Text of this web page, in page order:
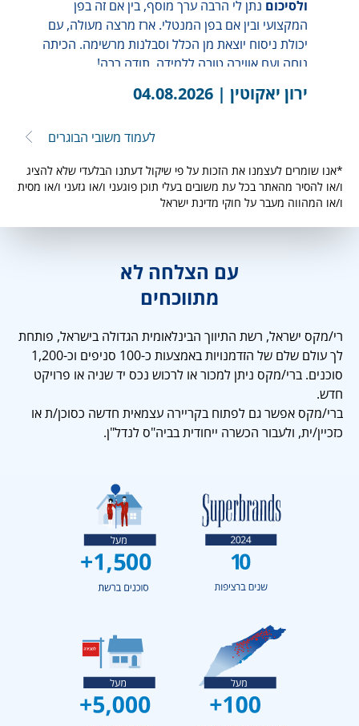
שהיא היתה המנטורית של הקורס שלי
ולסיכום
יש לי תעודת מתווך כבר 10 שנים לאחר 8
חודשים שהוצאתי את התעודה הקפאתי אותה כי לא
היה לי הדרכה כמו שקיבלתי אצלכם ואצל כרמית לכן
מנחם בן יאיר |26.07.2026
לעמוד משובי הבוגרים
*אנו שומרים לעצמנו את הזכות על פי שיקול דעתנו הבלעדי שלא להציג
ו/או להסיר מהאתר בכל עת משובים בעלי תוכן פוגעני ו/או גזעני ו/או מסית
ו/או המהווה מעבר על חוקי מדינת ישראל
עם הצלחה לא
מתווכחים
רי/מקס ישראל, רשת התיווך הבינלאומית הגדולה בישראל, פותחת
לך עולם שלם של הזדמנויות באמצעות כ-100 סניפים וכ-1,200
סוכנים. ברי/מקס ניתן למכור או לרכוש נכס יד שניה או פרויקט
חדש.
ברי/מקס אפשר גם לפתוח בקריירה עצמאית חדשה כסוכן/ת או
כזכיין/ית, ולעבור הכשרה ייחודית בביה"ס לנדל"ן.